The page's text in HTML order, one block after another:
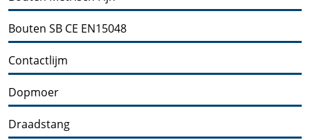
Bouten SB CE EN15048
Contactlijm
Dopmoer
Draadstang